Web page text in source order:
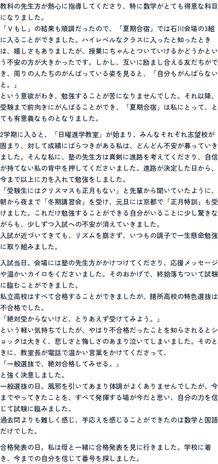
教科の先生方が熱心に指導してくださり、特に数学がとても得意な科目
になりました。
「Ｖもし」の結果も順調だったので、「夏期合宿」では石川会場の3組
に入ることができました。ハイレベルなクラスに入ったと知ったとき
は、嬉しさもありましたが、授業にちゃんとついていけるかどうかとい
う不安の方が大きかったです。しかし、互いに励まし合える友だちがで
き、周りの人たちのがんばっている姿を見ると、「自分もがんばらない
と。」
という意欲がわき、勉強することが苦になりませんでした。それ以降、
受験まで前向きにがんばることができ、「夏期合宿」は私にとって、と
ても有意義なものとなりました。
2学期に入ると、「日曜進学教室」が始まり、みんなそれぞれ志望校が
固まり、対して成績にばらつきがある私は、どんどん不安が募っていき
ました。そんな私に、塾の先生方は真剣に進路を考えてくださり、自信
が持てない私の背中を押してくださいました。進路が決定した日から、
今まで以上に力を入れて勉強をしました。
「受験生にはクリスマスも正月もない」と先輩から聞いていたように、
朝から夜まで「冬期講習会」を受け、元旦には京都で「正月特訓」も受
けました。これだけ勉強することができる自分がいることに少し驚きな
がらも、少しずつ入試への不安が消えていきました。
入試が近づいてきても、リズムを崩さず、いつもの調子で一生懸命勉強
に取り組みました。
入試当日。会場には塾の先生方がかけつけてくださり、応援メッセージ
や温かいカイロをくださいました。そのおかげで、終始落ちついて試験
に臨むことができました。
私立高校はすべて合格することができましたが、膳所高校の特色選抜は
不合格でした。
「絶対受からないけど、とりあえず受けてみよう。」
という軽い気持ちでしたが、やはり不合格だったことを知らされるとシ
ョックは大きく、悲しさと悔しさのあまり泣いてしまいました。そのと
きに、教室長が電話で温かい言葉をかけてくださって、
「一般選抜で、絶対合格してみせる。」
と強く決意しました。
一般選抜の日。風邪を引いてあまり体調がよくありませんでしたが、今
までやってきたことを、すべて発揮する場が今だと思い、自分の力を信
じて試験に臨みました。
過去問よりも難しく感じ、手応えを感じることができたのは数学と国語
だけでした。
合格発表の日。私は母と一緒に合格発表を見に行きました。学校に着
き、今までの自分を信じて番号を探しました。